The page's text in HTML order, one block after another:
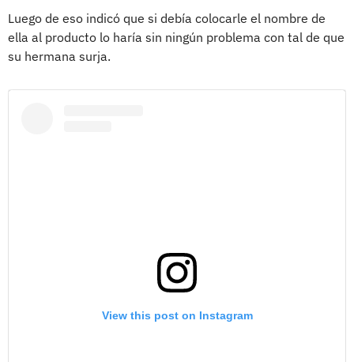
Luego de eso indicó que si debía colocarle el nombre de
ella al producto lo haría sin ningún problema con tal de que
su hermana surja.
View this post on Instagram